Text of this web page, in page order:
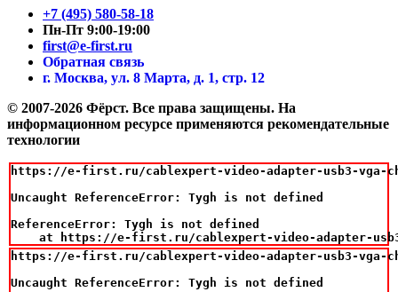
+7 (495) 580-58-18
Пн-Пт 9:00-19:00
first@e-first.ru
Обратная связь
г. Москва, ул. 8 Марта, д. 1, стр. 12
© 2007-2026 Фёрст. Все права защищены. На
информационном ресурсе применяются рекомендательные
технологии
https://e-first.ru/cablexpert-video-adapter-usb3-vga-
Uncaught ReferenceError: Tygh is not defined
ReferenceError: Tygh is not defined
at https://e-first.ru/cablexpert-video-adapter-
https://e-first.ru/cablexpert-video-adapter-usb3-vga-
Uncaught ReferenceError: Tygh is not defined